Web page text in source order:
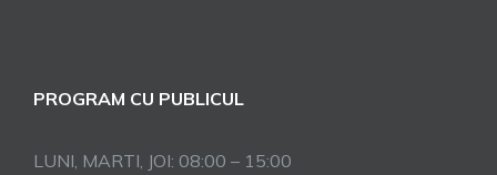
PROGRAM CU PUBLICUL
LUNI, MARTI, JOI: 08:00 – 15:00